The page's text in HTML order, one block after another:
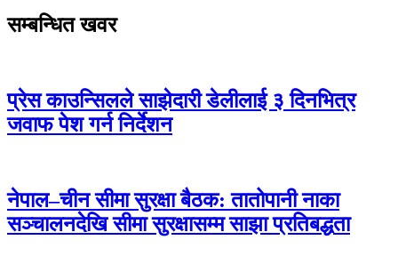
सम्बन्धित खवर
प्रेस काउन्सिलले साझेदारी डेलीलाई ३ दिनभित्र
जवाफ पेश गर्न निर्देशन
नेपाल–चीन सीमा सुरक्षा बैठक: तातोपानी नाका
सञ्चालनदेखि सीमा सुरक्षासम्म साझा प्रतिबद्धता